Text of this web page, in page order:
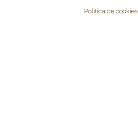
Politica de cookies